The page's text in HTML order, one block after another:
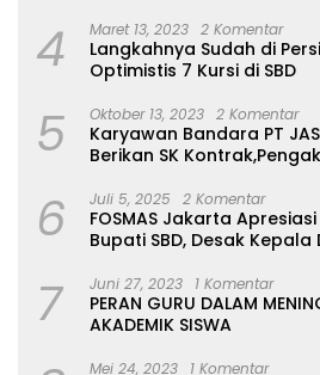
4 Maret 13, 2023 2 Komentar
Langkahnya Sudah di
Optimistis 7 Kursi di SBD
5 Oktober 13, 2023 2 Komentar
Karyawan Bandara PT
Berikan SK
6 Juli 5, 2025 2 Komentar
FOSMAS Jakarta
Bupati SBD, Desak Kepala
7 Juni 27, 2023 1 Komentar
PERAN GURU DALAM
AKADEMIK SISWA
Mei 24, 2023 1 Komentar